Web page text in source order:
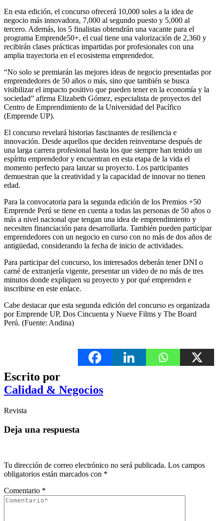
En esta edición, el concurso ofrecerá 10,000 soles a la idea de
negocio más innovadora, 7,000 al segundo puesto y 5,000 al
tercero. Además, los 5 finalistas obtendrán una vacante para el
programa Emprende50+, el cual tiene una valorización de 2,360 y
recibirán clases prácticas impartidas por profesionales con una
amplia trayectoria en el ecosistema emprendedor.
“No solo se premiarán las mejores ideas de negocio presentadas por
emprendedores de 50 años o más, sino que también se busca
visibilizar el impacto positivo que pueden tener en la economía y la
sociedad” afirma Elizabeth Gómez, especialista de proyectos del
Centro de Emprendimiento de la Universidad del Pacífico
(Emprende UP).
El concurso revelará historias fascinantes de resiliencia e
innovación. Desde aquellos que deciden reinventarse después de
una larga carrera profesional hasta los que siempre han tenido un
espíritu emprendedor y encuentran en esta etapa de la vida el
momento perfecto para lanzar su proyecto. Los participantes
demuestran que la creatividad y la capacidad de innovar no tienen
edad.
Para la convocatoria para la segunda edición de los Premios +50
Emprende Perú se tiene en cuenta a todas las personas de 50 años o
más a nivel nacional que tengan una idea de emprendimiento y
necesiten financiación para desarrollarla. También pueden participar
emprendedores con un negocio en curso con no más de dos años de
antigüedad, considerando la fecha de inicio de actividades.
Para participar del concurso, los interesados deberán tener DNI o
carné de extranjería vigente, presentar un video de no más de tres
minutos donde expliquen su proyecto y por qué emprenden e
inscribirse en este enlace.
Cabe destacar que esta segunda edición del concurso es organizada
por Emprende UP, Dos Cincuenta y Nueve Films y The Board
Perú. (Fuente: Andina)
Escrito por
Calidad & Negocios
Revista
Deja una respuesta
Tu dirección de correo electrónico no será publicada. Los campos
obligatorios están marcados con *
Comentario *